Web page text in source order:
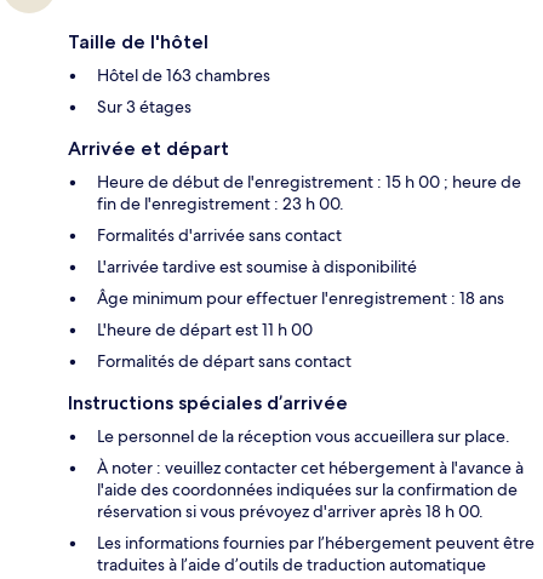
Taille de l'hôtel
Hôtel de 163 chambres
Sur 3 étages
Arrivée et départ
Heure de début de l'enregistrement : 15 h 00 ; heure de
fin de l'enregistrement : 23 h 00.
Formalités d'arrivée sans contact
L'arrivée tardive est soumise à disponibilité
Âge minimum pour effectuer l'enregistrement : 18 ans
L'heure de départ est 11 h 00
Formalités de départ sans contact
Instructions spéciales d’arrivée
Le personnel de la réception vous accueillera sur place.
À noter : veuillez contacter cet hébergement à l'avance à
l'aide des coordonnées indiquées sur la confirmation de
réservation si vous prévoyez d'arriver après 18 h 00.
Les informations fournies par l’hébergement peuvent être
traduites à l’aide d’outils de traduction automatique